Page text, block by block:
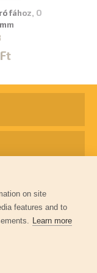
fához, O
on site
features and to
Learn more